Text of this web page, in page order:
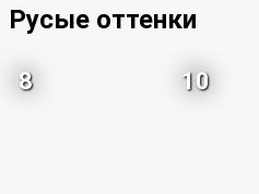
Русые оттенки
8 10